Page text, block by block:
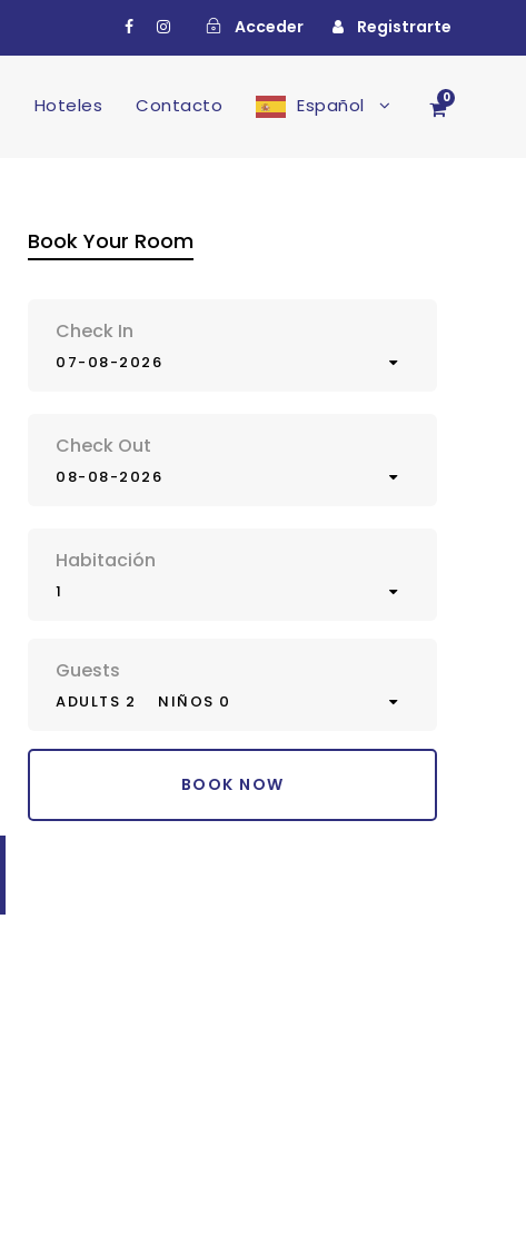
Acceder Registrarte
Hoteles Contacto Español 0
Book Your Room
Check In
07-08-2026
Check Out
08-08-2026
Habitación
1
Guests
ADULTS 2 NIÑOS 0